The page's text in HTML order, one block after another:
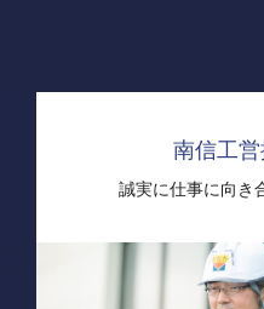
南信工営
誠実に仕事に向き